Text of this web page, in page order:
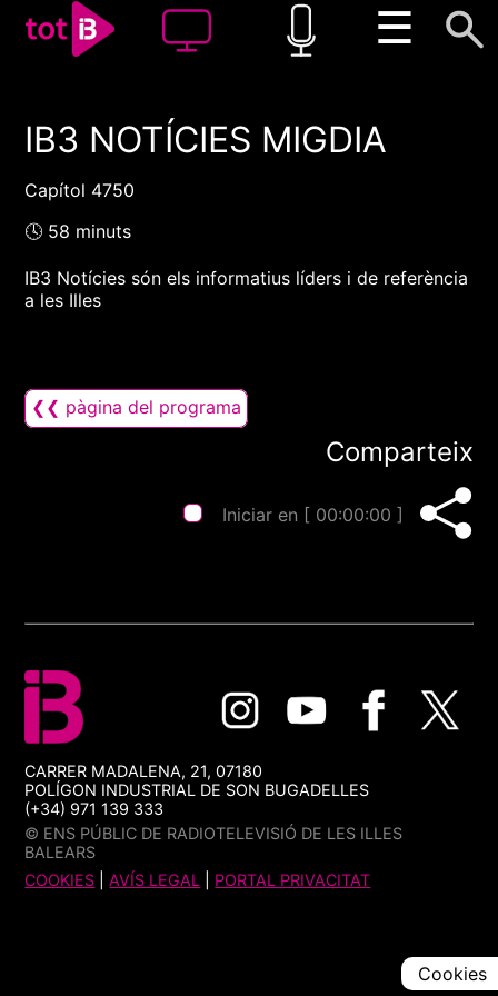
☰
00:00 00:00
IB3 NOTÍCIES MIGDIA
Capítol 4750
🕓 58 minuts
IB3 Notícies són els informatius líders i de referència
a les Illes
❮❮ pàgina del programa
Comparteix
Iniciar en [ 00:00:00 ]
CARRER MADALENA, 21, 07180
POLÍGON INDUSTRIAL DE SON BUGADELLES
(+34) 971 139 333
© ENS PÚBLIC DE RADIOTELEVISIÓ DE LES ILLES
BALEARS
COOKIES |AVÍS LEGAL PORTAL PRIVACITAT
Cookies